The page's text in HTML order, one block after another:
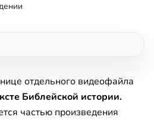
отдельного видеофайла
Библейской истории.
частью произведения